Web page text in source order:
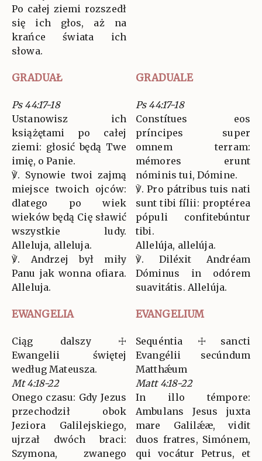
Po całej ziemi rozszedł
się ich głos, aż na
krańce świata ich
słowa.
GRADUAŁ GRADUALE
Ps 44:17-18
Ustanowisz ich
książętami po całej
ziemi: głosić będą Twe
imię, o Panie.
℣. Synowie twoi zajmą
miejsce twoich ojców:
dlatego po wiek
wieków będą Cię sławić
wszystkie ludy.
Alleluja, alleluja.
℣. Andrzej był miły
Panu jak wonna ofiara.
Alleluja.
Ps 44:17-18
Constítues eos
príncipes super
omnem terram:
mémores erunt
nóminis tui, Dómine.
℣. Pro pátribus tuis nati
sunt tibi fílii: proptérea
pópuli confitebúntur
tibi.
Allelúja, allelúja.
℣. Diléxit Andréam
Dóminus in odórem
suavitátis. Allelúja.
EWANGELIA EVANGELIUM
Ciąg dalszy ☩
Ewangelii świętej
według Mateusza.
Mt 4:18-22
Onego czasu: Gdy Jezus
przechodził obok
Jeziora Galilejskiego,
ujrzał dwóch braci:
Szymona, zwanego
Sequéntia ☩ sancti
Evangélii secúndum
Matthǽum
Matt 4:18-22
In illo témpore:
Ambulans Jesus juxta
mare Galilǽæ, vidit
duos fratres, Simónem,
qui vocátur Petrus, et